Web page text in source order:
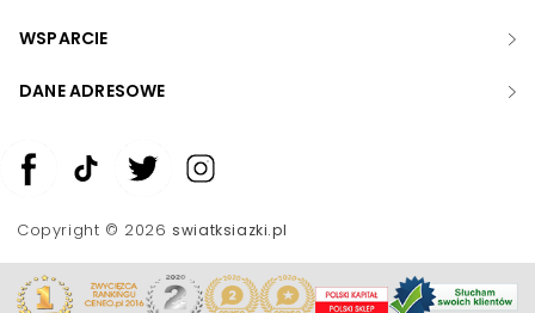
WSPARCIE
DANE ADRESOWE
Copyright © 2026swiatksiazki.pl
Zwiększ rozmiar czcionki
Skala szarości